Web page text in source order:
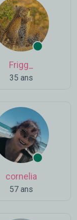
Frigg_
35 ans
cornelia
57 ans